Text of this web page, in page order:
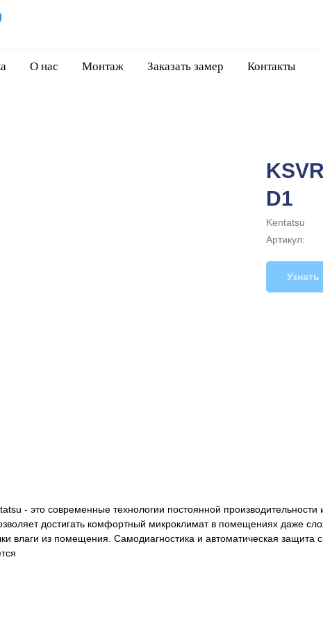
О нас Монтаж Заказать замер Контакты
D1
Kentatsu
Артикул:
- это современные технологии постоянной
достигать комфортный микроклимат в помещениях даже
влаги из помещения. Самодиагностика и автоматическая